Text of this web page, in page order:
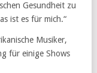
Gesundheit zu
ist es für mich.“
Musiker,
für einige Shows